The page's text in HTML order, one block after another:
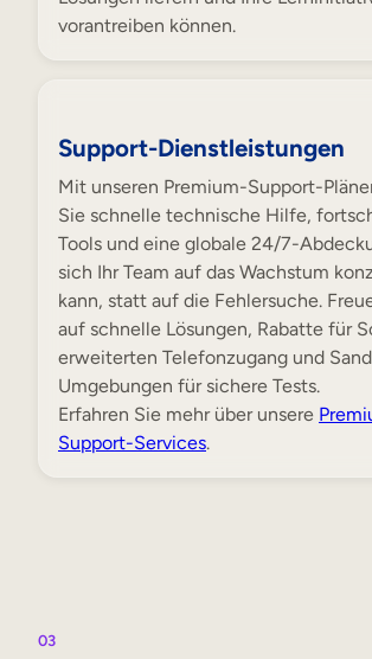
vorantreiben können.
Support-Dienstleistungen
Mit unseren Premium-Support-
Sie schnelle technische Hilfe,
Tools und eine globale 24/7-
sich Ihr Team auf das Wachstum
kann, statt auf die Fehlersuche.
auf schnelle Lösungen, Rabatte für
erweiterten Telefonzugang und
Umgebungen für sichere Tests.
Erfahren Sie mehr über unsere
Support-Services.
03